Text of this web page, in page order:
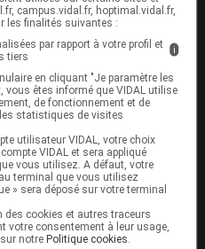
nous ?
et
campus.vidal.fr, hoptimal.vidal.fr,
les finalités suivantes :
par rapport à votre profil et
tiers
i
en cliquant "Je paramètre les
vous êtes informé que VIDAL utilise
de fonctionnement et de
statistiques de visites
utilisateur VIDAL, votre choix
VIDAL et sera appliqué
vous utilisez. A défaut, votre
terminal que vous utilisez
» sera déposé sur votre terminal
des cookies et autres traceurs
votre consentement à leur usage,
notrePolitique cookies